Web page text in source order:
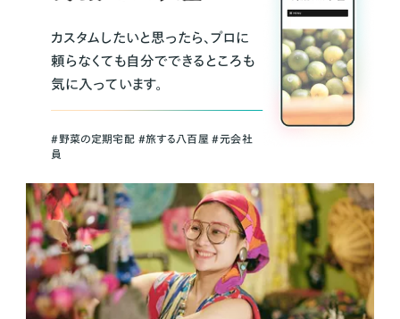
カスタムしたいと思ったら、プロに
頼らなくても自分でできるところも
気に入っています。
＃野菜の定期宅配 ＃旅する八百屋 ＃元会社
員